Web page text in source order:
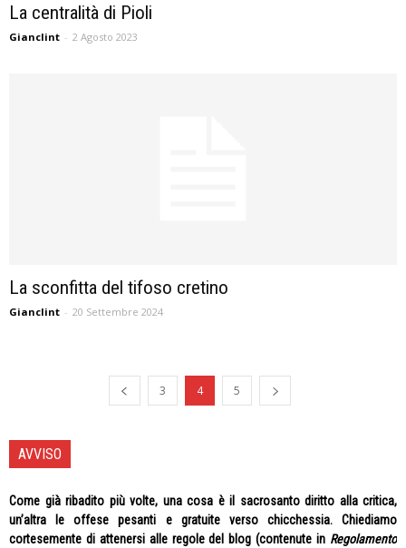
La centralità di Pioli
Gianclint - 2 Agosto 2023
La sconfitta del tifoso cretino
Gianclint - 20 Settembre 2024
3 4 5
AVVISO
Come già ribadito più volte, una cosa è il sacrosanto diritto alla critica,
un’altra le offese pesanti e gratuite verso chicchessia. Chiediamo
cortesemente di attenersi alle regole del blog (contenute in Regolamento